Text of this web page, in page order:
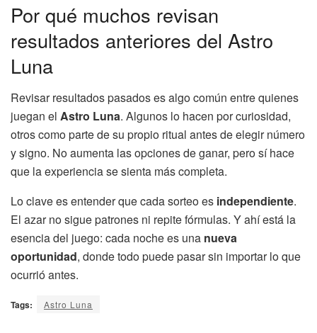
Por qué muchos revisan
resultados anteriores del Astro
Luna
Revisar resultados pasados es algo común entre quienes
juegan el Astro Luna. Algunos lo hacen por curiosidad,
otros como parte de su propio ritual antes de elegir número
y signo. No aumenta las opciones de ganar, pero sí hace
que la experiencia se sienta más completa.
Lo clave es entender que cada sorteo es independiente.
El azar no sigue patrones ni repite fórmulas. Y ahí está la
esencia del juego: cada noche es una nueva
oportunidad, donde todo puede pasar sin importar lo que
ocurrió antes.
Tags: Astro Luna